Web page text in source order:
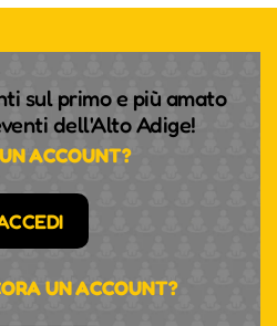
sul primo e più amato
dell'Alto Adige!
ACCOUNT?
UN ACCOUNT?